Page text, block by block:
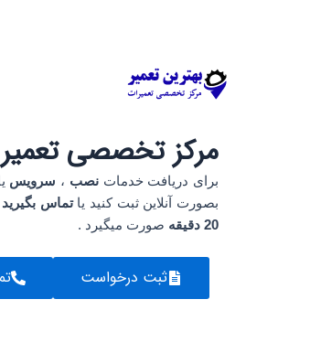
مرکز تخصصی
برای دریافت خدماتنصب ، سرویس
بصورت آنلاین ثبت کنید یاتماس بگیرید
20 دقیقه
صورت میگیرد .
ثبت درخواست